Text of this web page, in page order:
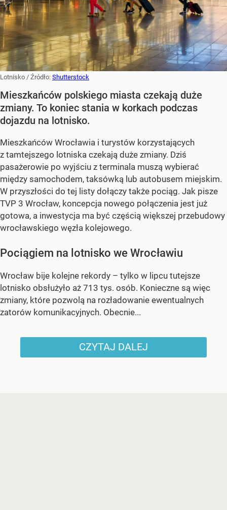
Lotnisko / Źródło: Shutterstock
Mieszkańców polskiego miasta czekają duże
zmiany. To koniec stania w korkach podczas
dojazdu na lotnisko.
Mieszkańców Wrocławia i turystów korzystających
z tamtejszego lotniska czekają duże zmiany. Dziś
pasażerowie po wyjściu z terminala muszą wybierać
między samochodem, taksówką lub autobusem miejskim.
W przyszłości do tej listy dołączy także pociąg. Jak pisze
TVP 3 Wrocław, koncepcja nowego połączenia jest już
gotowa, a inwestycja ma być częścią większej przebudowy
wrocławskiego węzła kolejowego.
Pociągiem na lotnisko we Wrocławiu
Wrocław bije kolejne rekordy – tylko w lipcu tutejsze
lotnisko obsłużyło aż 713 tys. osób. Konieczne są więc
zmiany, które pozwolą na rozładowanie ewentualnych
zatorów komunikacyjnych. Obecnie...
CZYTAJ DALEJ